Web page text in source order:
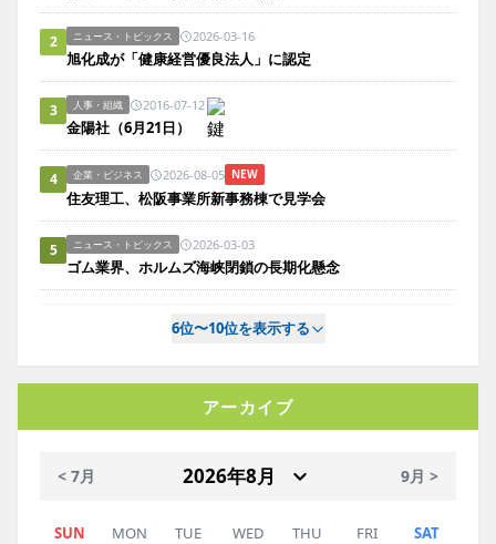
2 ニュース・トピックス 2026-03-16
旭化成が「健康経営優良法人」に認定
3 人事・組織 2016-07-12
金陽社（6月21日）
4 企業・ビジネス 2026-08-05 NEW
住友理工、松阪事業所新事務棟で見学会
5 ニュース・トピックス 2026-03-03
ゴム業界、ホルムズ海峡閉鎖の長期化懸念
6位〜10位を表示する
アーカイブ
< 7月 9月 >
SUN MON TUE WED THU FRI
SAT